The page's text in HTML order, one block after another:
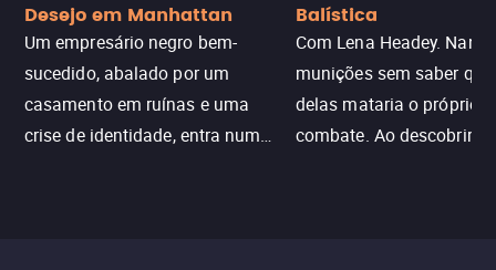
Desejo em Manhattan
Um empresário negro bem-
sucedido, abalado por um
casamento em ruínas e uma
crise de identidade, entra num
Balística
Com Lena Headey.
munições sem saber
delas mataria o próprio
combate. Ao descobrir a